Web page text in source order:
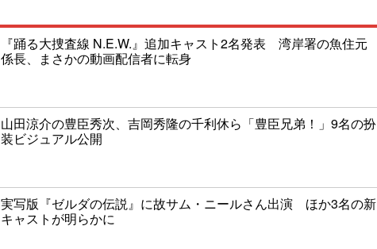
『踊る大捜査線 N.E.W.』追加キャスト2名発表 湾岸署の魚住元
係長、まさかの動画配信者に転身
山田涼介の豊臣秀次、吉岡秀隆の千利休ら「豊臣兄弟！」9名の扮
装ビジュアル公開
実写版『ゼルダの伝説』に故サム・ニールさん出演 ほか3名の新
キャストが明らかに